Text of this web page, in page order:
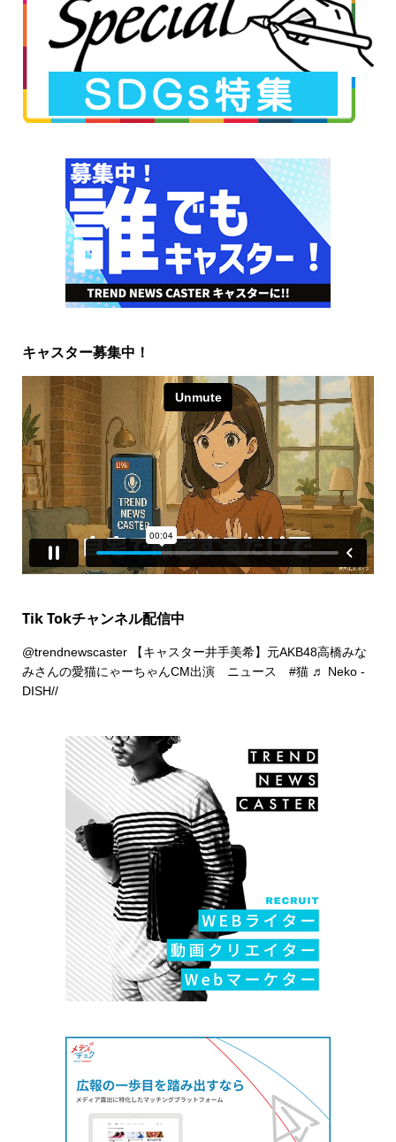
キャスター募集中！
Tik Tokチャンネル配信中
@trendnewscaster【キャスター井手美希】元AKB48高橋みな
みさんの愛猫にゃーちゃんCM出演 ニュース #猫 ♬ Neko -
DISH//